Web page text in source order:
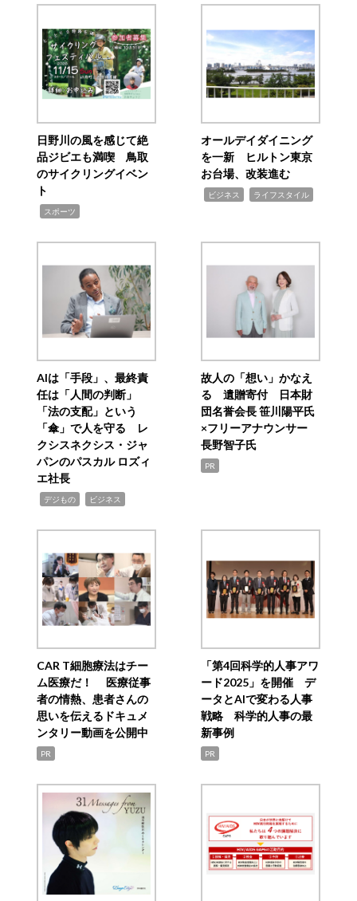
日野川の風を感じて絶
品ジビエも満喫 鳥取
のサイクリングイベン
ト
スポーツ
オールデイダイニング
を一新 ヒルトン東京
お台場、改装進む
ビジネス ライフスタイル
AIは「手段」、最終責
任は「人間の判断」
「法の支配」という
「傘」で人を守る レ
クシスネクシス・ジャ
パンのパスカル ロズィ
エ社長
デジもの ビジネス
故人の「想い」かなえ
る 遺贈寄付 日本財
団名誉会長 笹川陽平氏
×フリーアナウンサー
長野智子氏
PR
CAR T細胞療法はチー
ム医療だ！ 医療従事
者の情熱、患者さんの
思いを伝えるドキュメ
ンタリー動画を公開中
PR
「第4回科学的人事アワ
ード2025」を開催 デ
ータとAIで変わる人事
戦略 科学的人事の最
新事例
PR